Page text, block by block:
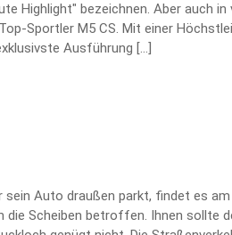
Highlight" bezeichnen. Aber auch in
Sportler M5 CS. Mit einer
Ausführung […]
Auto draußen parkt, findet es
Scheiben betroffen. Ihnen sollte